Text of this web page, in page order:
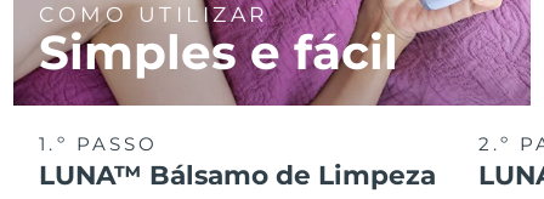
COMO UTILIZAR
Simples e fácil
1.º PASSO
LUNA™ Bálsamo de Limpeza
2.º